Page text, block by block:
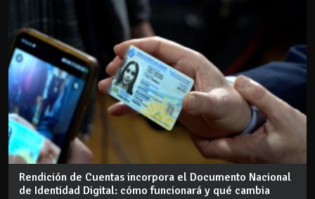
Rendición de Cuentas incorpora el Documento Nacional
de Identidad Digital: cómo funcionará y qué cambia